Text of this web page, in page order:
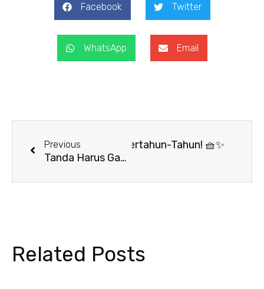
Facebook Twitter
WhatsApp Email
Previous
Tanda Harus Ganti Handuk yang Banyak Orang Abaikan! 🛁✨
Biar Tetap Tebal Bertahun-Tahun! 🧺✨
Related Posts